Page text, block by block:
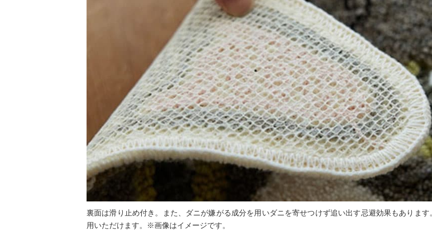
裏面は滑り止め付き。また、ダニが嫌がる成分を用いダニを寄せつけず追い出す忌避効果もありま
用いただけます。※画像はイメージです。